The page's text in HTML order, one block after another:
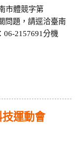
市體競字第
問題，請逕洽臺南
06-2157691分機
運動會